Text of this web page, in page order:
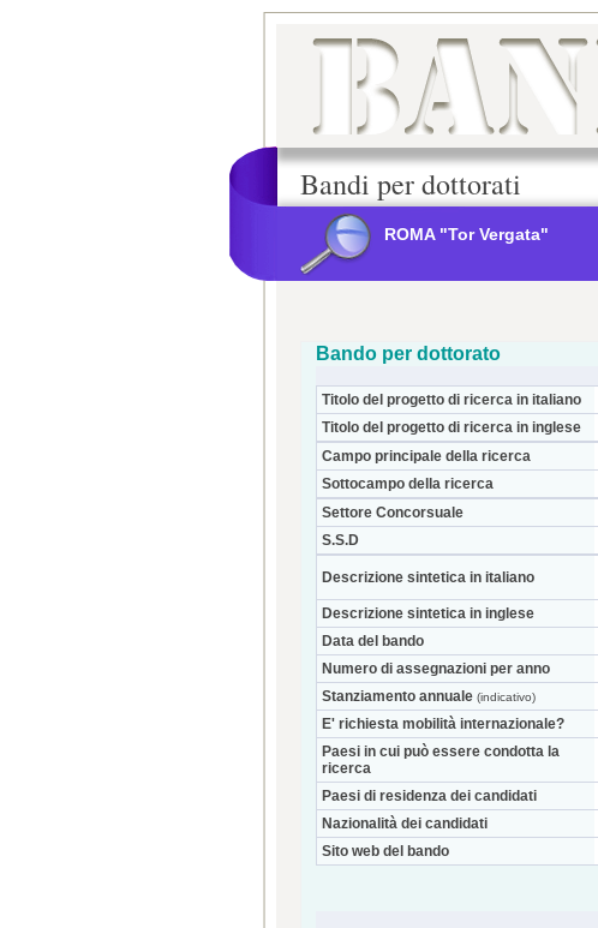
Bandi per dottorati
ROMA "Tor Vergata"
Bando per dottorato
Titolo del progetto di ricerca in italiano
Titolo del progetto di ricerca in inglese
Campo principale della ricerca
Sottocampo della ricerca
Settore Concorsuale
S.S.D
Descrizione sintetica in italiano
Descrizione sintetica in inglese
Data del bando
Numero di assegnazioni per anno
Stanziamento annuale (indicativo)
E' richiesta mobilità internazionale?
Paesi in cui può essere condotta la
ricerca
Paesi di residenza dei candidati
Nazionalità dei candidati
Sito web del bando